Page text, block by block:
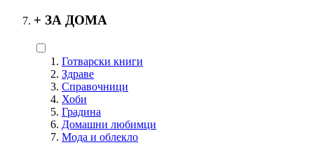
+ ЗА ДОМА
Готварски книги
Здраве
Справочници
Хоби
Градина
Домашни любимци
Мода и облекло